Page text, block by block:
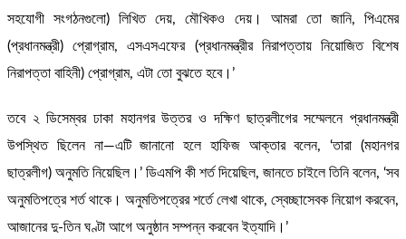
সহযোগী সংগঠনগুলো) লিখিত দেয়, মৌখিকও দেয়। আমরা তো জানি, পিএমের
(প্রধানমন্ত্রী) প্রোগ্রাম, এসএসএফের (প্রধানমন্ত্রীর নিরাপত্তায় নিয়োজিত বিশেষ
নিরাপত্তা বাহিনী) প্রোগ্রাম, এটা তো বুঝতে হবে।’
তবে ২ ডিসেম্বর ঢাকা মহানগর উত্তর ও দক্ষিণ ছাত্রলীগের সম্মেলনে প্রধানমন্ত্রী
উপস্থিত ছিলেন না—এটি জানানো হলে হাফিজ আক্তার বলেন, ‘তারা (মহানগর
ছাত্রলীগ) অনুমতি নিয়েছিল।’ ডিএমপি কী শর্ত দিয়েছিল, জানতে চাইলে তিনি বলেন, ‘সব
অনুমতিপত্রে শর্ত থাকে। অনুমতিপত্রের শর্তে লেখা থাকে, স্বেচ্ছাসেবক নিয়োগ করবেন,
আজানের দু-তিন ঘণ্টা আগে অনুষ্ঠান সম্পন্ন করবেন ইত্যাদি।’